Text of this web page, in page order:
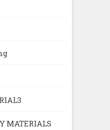
MATERIALS